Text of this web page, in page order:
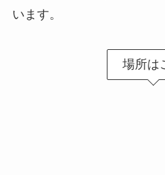
います。
場所は